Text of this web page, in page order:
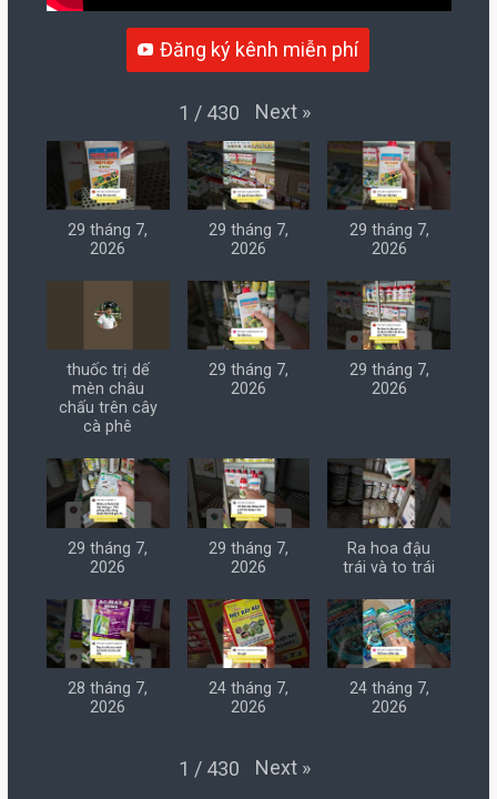
Đăng ký kênh miễn phí
1 / 430 Next »
29 tháng 7,
2026
29 tháng 7,
2026
29 tháng 7,
2026
thuốc trị dế
mèn châu
chấu trên cây
cà phê
29 tháng 7,
2026
29 tháng 7,
2026
29 tháng 7,
2026
29 tháng 7,
2026
Ra hoa đậu
trái và to trái
28 tháng 7,
2026
24 tháng 7,
2026
24 tháng 7,
2026
1 / 430 Next »